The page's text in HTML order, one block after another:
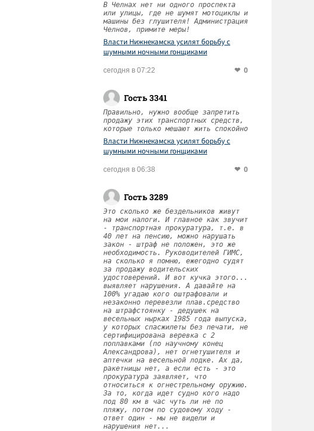
В Челнах нет ни одного проспекта
или улицы, где не шумят мотоциклы и
машины без глушителя! Администрация
Челнов, примите меры!
Власти Нижнекамска усилят борьбу с
шумными ночными гонщиками
сегодня в 07:22 0
Гость 3341
Правильно, нужно вообще запретить
продажу этих транспортных средств,
которые только мешают жить спокойно
Власти Нижнекамска усилят борьбу с
шумными ночными гонщиками
сегодня в 06:38 0
Гость 3289
Это сколько же бездельников живут
на мои налоги. И главное как звучит
- транспортная прокуратура, т.е. в
40 лет на пенсию, можно нарушать
закон - штраф не положен, это же
необходимость. Руководителей ГИМС,
на сколько я помню, ежегодно судят
за продажу водительских
удостоверений. И вот кучка этого...
выявляет нарушения. А давайте на
100% угадаю кого оштрафовали и
незаконно перевезли плав.средство
на штрафстоянку - дедушек на
весельных нырках 1985 года выпуска,
у которых спасжилеты без печати, не
сертифицирована веревка с 2
поплавками (по научному конец
Александрова), нет огнетушителя и
аптечки на весельной лодке. Ах да,
ракетницы нет, а если есть - это
прокуратура заявляет, что
относиться к огнестрельному оружию.
За то, когда идет судно кого надо
под 80 км в час чуть ли не по
пляжу, потом по судовому ходу -
ответ один - мы не видели и
нарушения нет...